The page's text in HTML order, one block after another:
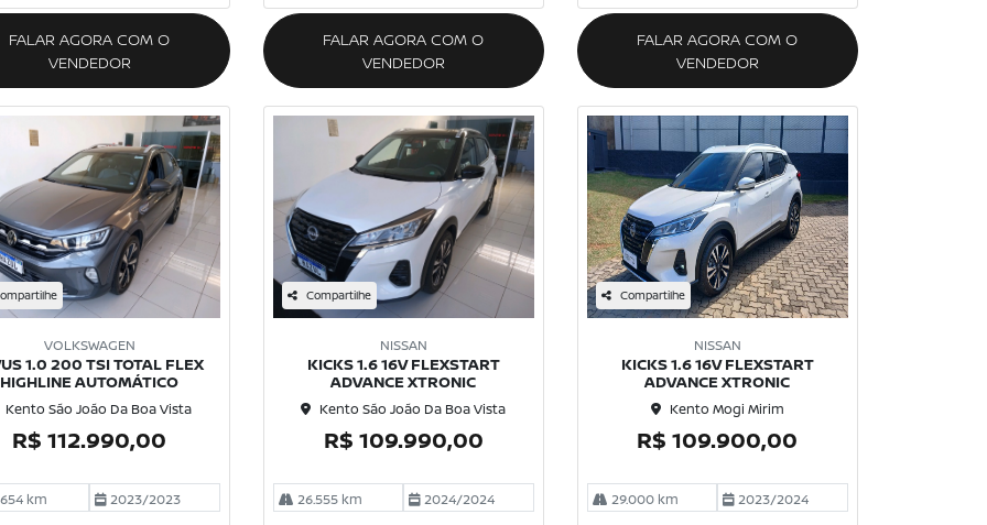
FALAR AGORA COM O
VENDEDOR
FALAR AGORA COM O
VENDEDOR
FALAR AGORA COM O
VENDEDOR
VOLKSWAGEN
1.0 200 TSI TOTAL FLEX
HIGHLINE AUTOMÁTICO
Kento São João Da Boa Vista
R$ 112.990,00
km 2023/2023
Compartilhe
NISSAN
KICKS 1.6 16V FLEXSTART
ADVANCE XTRONIC
Kento São João Da Boa Vista
R$ 109.990,00
26.555 km 2024/2024
Compartilhe
NISSAN
KICKS 1.6 16V FLEXSTART
ADVANCE XTRONIC
Kento Mogi Mirim
R$ 109.900,00
29.000 km 2023/2024